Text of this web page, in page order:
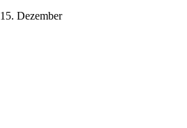
15. Dezember